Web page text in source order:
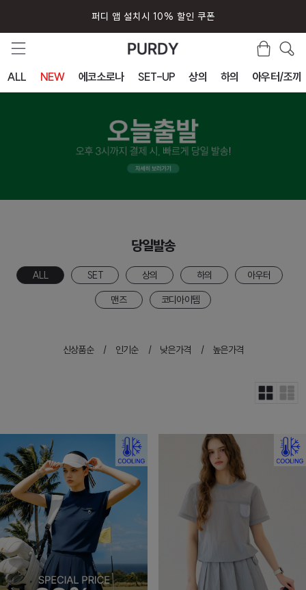
퍼디 앱 설치시 10% 할인 쿠폰
ALL NEW 에코소로나 SET-UP 상의 하의 아우터/조끼
당일발송
ALL SET 상의 하의
아우터
맨즈
코디아이템
신상품순 인기순 낮은가격 높은가격